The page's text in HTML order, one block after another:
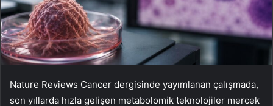
Nature Reviews Cancer dergisinde yayımlanan çalışmada,
son yıllarda hızla gelişen metabolomik teknolojiler mercek